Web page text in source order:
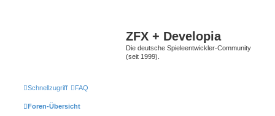
ZFX + Developia
Die deutsche Spieleentwickler-Community
(seit 1999).
Schnellzugriff FAQ
Foren-Übersicht